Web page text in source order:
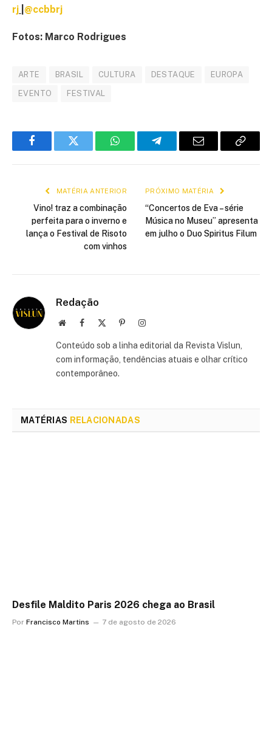
rj @ccbbrj
Fotos: Marco Rodrigues
ARTE BRASIL CULTURA DESTAQUE EUROPA
EVENTO FESTIVAL
FacebookTwitter WhatsAppTelegramE-
Copiar
MATÉRIA ANTERIOR
Vino! traz a combinação
perfeita para o inverno e
lança o Festival de Risoto
com vinhos
PRÓXIMO MATÉRIA
“Concertos de Eva – série
Música no Museu” apresenta
em julho o Duo Spiritus Filum
Redação
Site Facebook PinterestInstagram
Conteúdo sob a linha editorial da Revista Vislun,
com informação, tendências atuais e olhar crítico
contemporâneo.
MATÉRIAS RELACIONADAS
Desfile Maldito Paris 2026 chega ao Brasil
Por Francisco Martins 7 de agosto de 2026